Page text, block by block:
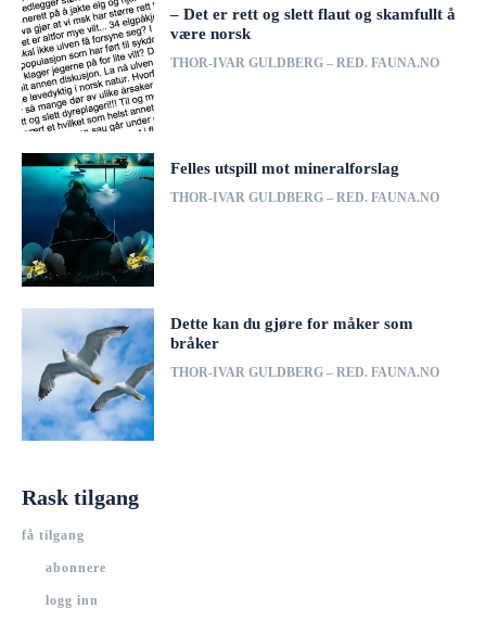
– Det er rett og slett flaut og skamfullt å
være norsk
THOR-IVAR GULDBERG – RED. FAUNA.NO
Felles utspill mot mineralforslag
THOR-IVAR GULDBERG – RED. FAUNA.NO
Dette kan du gjøre for måker som
bråker
THOR-IVAR GULDBERG – RED. FAUNA.NO
Rask tilgang
få tilgang
abonnere
logg inn